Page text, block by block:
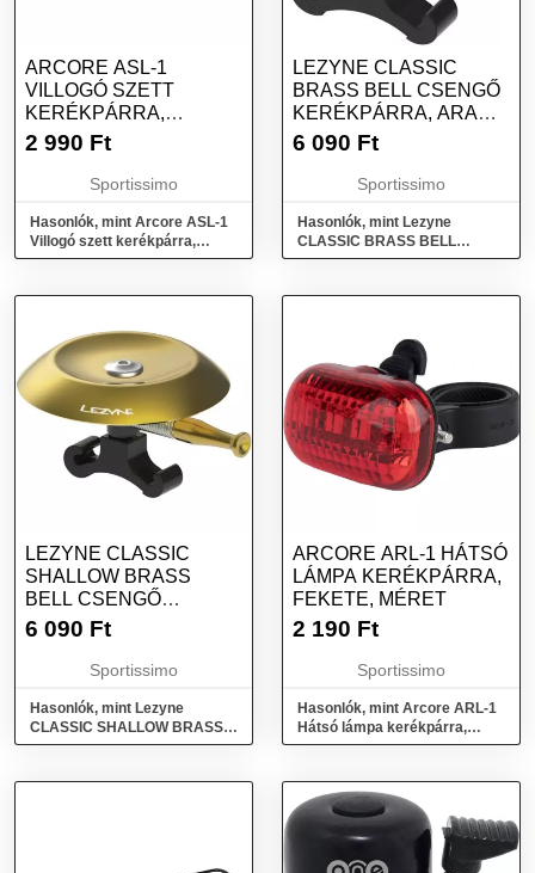
ARCORE ASL-1
VILLOGÓ SZETT
KERÉKPÁRRA,
FEKETE, MÉRET
2 990 Ft
Sportissimo
Hasonlók, mint Arcore ASL-1
Villogó szett kerékpárra,
fekete, méret
LEZYNE CLASSIC
BRASS BELL CSENGŐ
KERÉKPÁRRA, ARANY,
MÉRET
6 090 Ft
Sportissimo
Hasonlók, mint Lezyne
CLASSIC BRASS BELL
Csengő kerékpárra, arany,
LEZYNE CLASSIC
SHALLOW BRASS
BELL CSENGŐ
KERÉKPÁRRA, ARANY,
6 090 Ft
Sportissimo
Hasonlók, mint Lezyne
CLASSIC SHALLOW BRASS
BELL Csengő kerékpárra,
ARCORE ARL-1 HÁTSÓ
LÁMPA KERÉKPÁRRA,
FEKETE, MÉRET
2 190 Ft
Sportissimo
Hasonlók, mint Arcore ARL-1
Hátsó lámpa kerékpárra,
fekete, méret